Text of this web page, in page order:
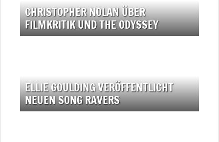
CHRISTOPHER NOLAN ÜBER
FILMKRITIK UND THE ODYSSEY
ELLIE GOULDING VERÖFFENTLICHT
NEUEN SONG RAVERS